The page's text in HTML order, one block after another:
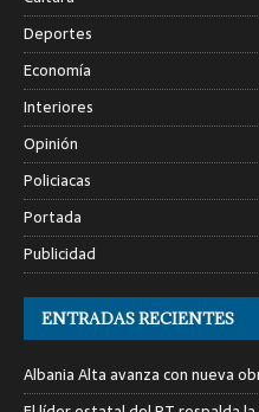
Deportes
Economía
Interiores
Opinión
Policiacas
Portada
Publicidad
ENTRADAS RECIENTES
Albania Alta avanza con nueva